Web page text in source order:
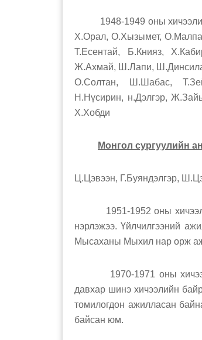
1948-1949 оны
Х.Орал, О.Хызымет,
Т.Есентай, Б.Книяз,
Ж.Ахмай, Ш.Лапи,
О.Солтан, Ш.Шабас,
Н.Нүсирин, н.Дэлгэр,
Х.Хобди
Монгол сургуулийн
Ц.Цэвээн, Г.Буяндэлгэр,
1951-1952 оны хичээлийн
нэрлэжээ. Үйлчилгээний
Мысаханы Мыхил нар орж
1970-1971 оны
давхар шинэ хичээлийн
томилогдон ажилласан
байсан юм.